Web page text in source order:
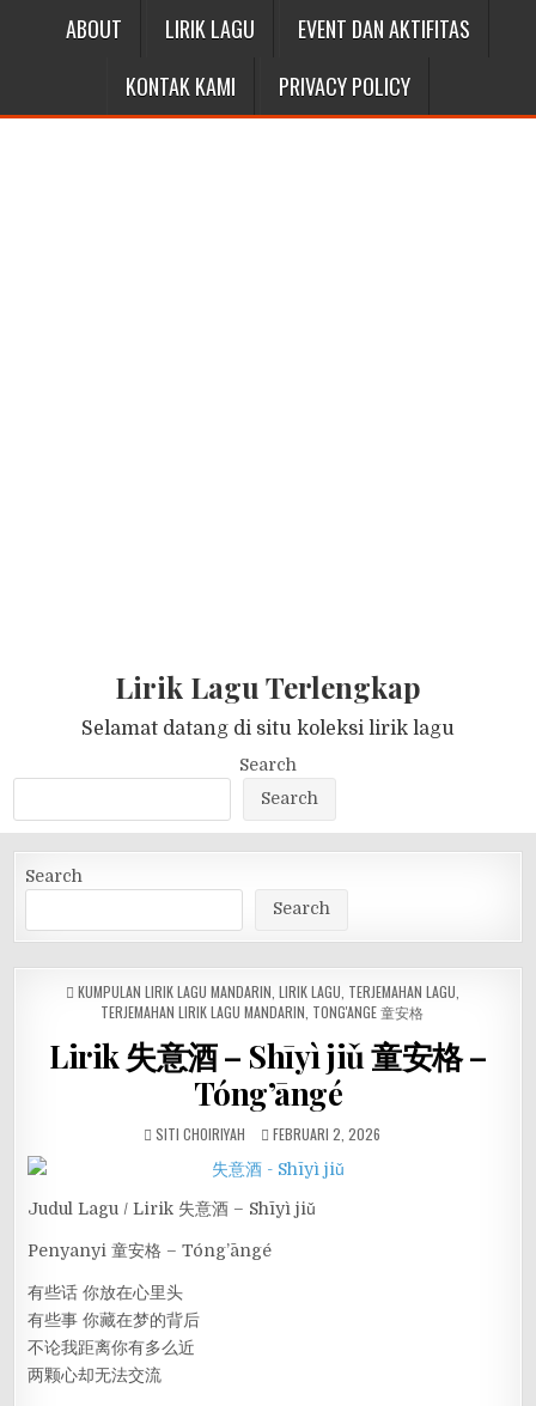
ABOUT LIRIK LAGU
EVENT DAN AKTIFITAS
KONTAK KAMI
PRIVACY POLICY
Lirik Lagu Terlengkap
Selamat datang di situ koleksi lirik lagu
Search
Search
Search
Search
POSTED
KUMPULAN LIRIK LAGU MANDARIN LIRIK LAGU TERJEMAHAN LAGU
TERJEMAHAN LIRIK LAGU MANDARIN TONG'ANGE 童安格
Lirik 失意酒 – Shīyì jiǔ 童安格 –
Tóng’āngé
SITI CHOIRIYAH FEBRUARI 2, 2026
Judul Lagu / Lirik 失意酒 – Shīyì jiǔ
Penyanyi 童安格 – Tóng’āngé
有些话 你放在心里头
有些事 你藏在梦的背后
不论我距离你有多么近
两颗心却无法交流